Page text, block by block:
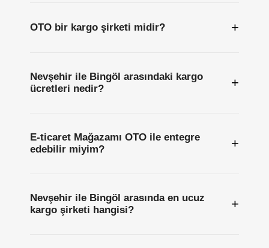
OTO bir kargo şirketi midir? +
Nevşehir ile Bingöl arasındaki kargo
ücretleri nedir?
+
E-ticaret Mağazamı OTO ile entegre
edebilir miyim?
+
Nevşehir ile Bingöl arasında en ucuz
kargo şirketi hangisi?
+